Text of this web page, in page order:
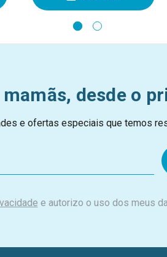
mamãs, desde o
e ofertas especiais que temos
e autorizo o uso dos meus